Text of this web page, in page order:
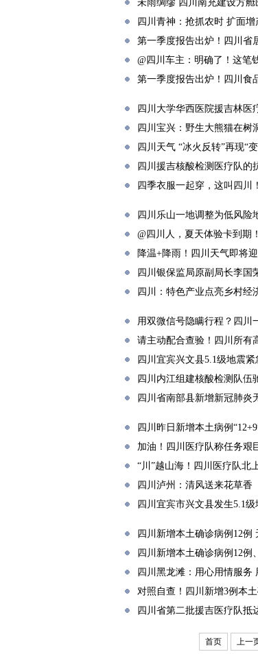
未雨绸缪 四川南充建设方舱
四川青神：抢抓农时 扩面增
第一季度报告出炉！四川省
@四川车主：明确了！这笔
第一季度报告出炉！四川食
四川大学华西医院援吉林医
四川宝兴：野生大熊猫在树
四川天气 “冰火反转”再现“
四川援吉核酸检测医疗队的
四季衣服一起穿，这叫四川
四川乐山一地调整为低风险
@四川人，夏天体验卡到期
降温+降雨！四川天气即将
四川银保监局原副局长李国
四川：特色产业点亮乡村经
用双微信号隐瞒行程？四川
请主动配合查验！四川所有
四川宜宾兴文县5.1级地震
四川内江组建核酸检测队伍
四川省南部县新增新冠肺炎
四川昨日新增本土病例
加油！四川医疗队称任务艰
“川”越山海！四川医疗队北
四川泸州：清风送来花草香
四川宜宾市兴文县发生5.1
四川新增本土确诊病例12例
四川新增本土确诊病例12例
四川黑龙滩：用心用情服务
对照自查！四川新增3例本
四川省第二批援吉医疗队抵
首页 上一